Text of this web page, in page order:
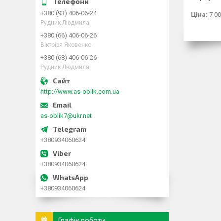
Ціна: 7
+380 (93) 406-06-24
Рудник Людмила
+380 (66) 406-06-26
Віктоіря Яковенко
+380 (68) 406-06-26
Рудник Людмила
http://www.as-oblik.com.ua
as-oblik7@ukr.net
+380934060624
+380934060624
+380934060624